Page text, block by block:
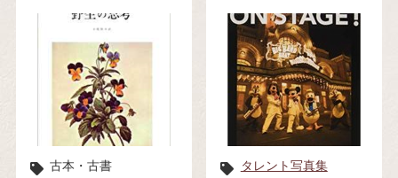
古本・古書 タレント写真集